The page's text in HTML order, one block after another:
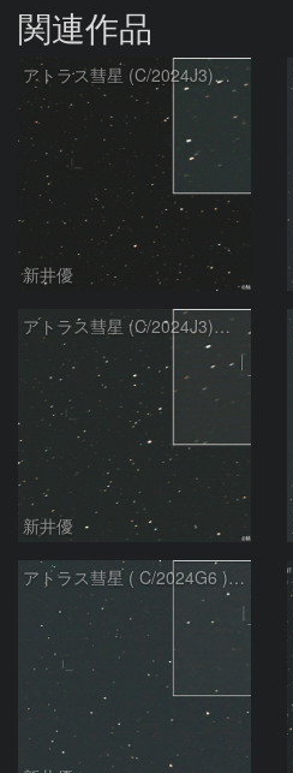
関連作品
アトラス彗星 (C/2024J3)：2026/08/05
新井優
アトラス彗星 (C/2024J3)：2026/07/26
新井優
アトラス彗星 ( C/2024G6 )：2026/07/09